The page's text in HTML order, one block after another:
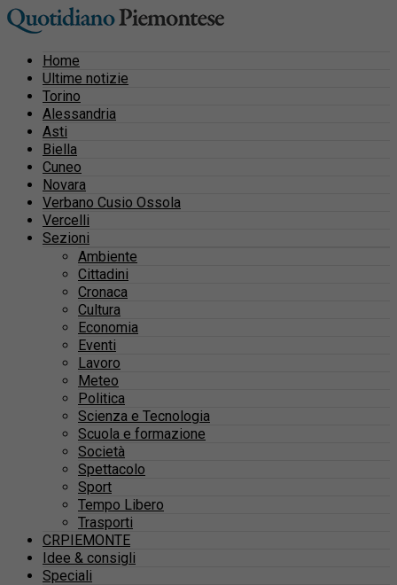
Home
Ultime notizie
Torino
Alessandria
Asti
Biella
Cuneo
Novara
Verbano Cusio Ossola
Vercelli
Sezioni
Ambiente
Cittadini
Cronaca
Cultura
Economia
Eventi
Lavoro
Meteo
Politica
Scienza e Tecnologia
Scuola e formazione
Società
Spettacolo
Sport
Tempo Libero
Trasporti
CRPIEMONTE
Idee & consigli
Speciali